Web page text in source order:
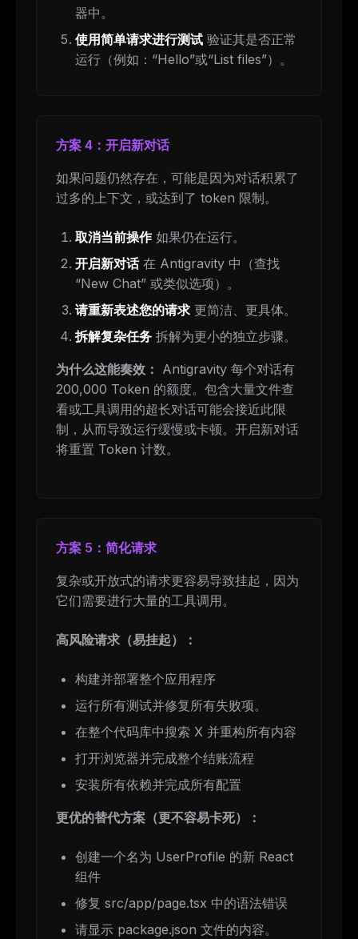
器中。
使用简单请求进行测试 验证其是否正常
运行（例如：“Hello”或“List files”）。
方案 4：开启新对话
如果问题仍然存在，可能是因为对话积累了
过多的上下文，或达到了 token 限制。
取消当前操作如果仍在运行。
开启新对话在 Antigravity 中（查找
“New Chat” 或类似选项）。
请重新表述您的请求 更简洁、更具体。
拆解复杂任务 拆解为更小的独立步骤。
为什么这能奏效： Antigravity 每个对话有
200,000 Token 的额度。包含大量文件查
看或工具调用的超长对话可能会接近此限
制，从而导致运行缓慢或卡顿。开启新对话
将重置 Token 计数。
方案 5：简化请求
复杂或开放式的请求更容易导致挂起，因为
它们需要进行大量的工具调用。
高风险请求（易挂起）：
构建并部署整个应用程序
运行所有测试并修复所有失败项。
在整个代码库中搜索 X 并重构所有内容
打开浏览器并完成整个结账流程
安装所有依赖并完成所有配置
更优的替代方案（更不容易卡死）：
创建一个名为 UserProfile 的新 React
组件
修复 src/app/page.tsx 中的语法错误
请显示 package.json 文件的内容。